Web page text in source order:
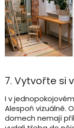
7. Vytvořte si
I v
Alespoň vizuálně.
domech nemají